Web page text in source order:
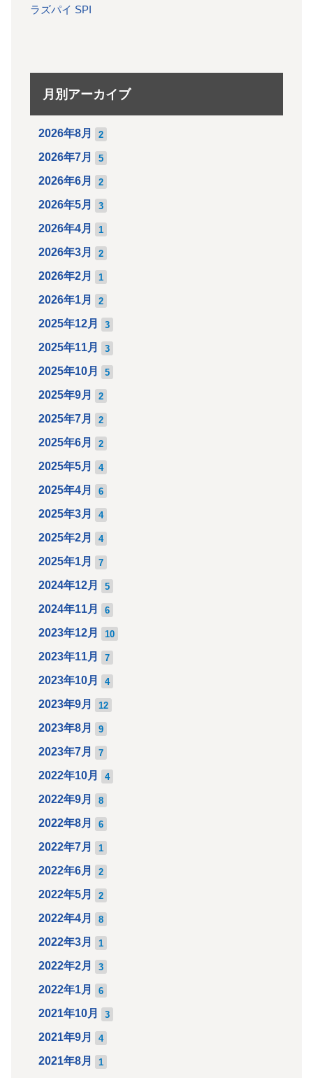
ラズパイ SPI
月別アーカイブ
2026年8月 2
2026年7月 5
2026年6月 2
2026年5月 3
2026年4月 1
2026年3月 2
2026年2月 1
2026年1月 2
2025年12月 3
2025年11月 3
2025年10月 5
2025年9月 2
2025年7月 2
2025年6月 2
2025年5月 4
2025年4月 6
2025年3月 4
2025年2月 4
2025年1月 7
2024年12月 5
2024年11月 6
2023年12月 10
2023年11月 7
2023年10月 4
2023年9月 12
2023年8月 9
2023年7月 7
2022年10月 4
2022年9月 8
2022年8月 6
2022年7月 1
2022年6月 2
2022年5月 2
2022年4月 8
2022年3月 1
2022年2月 3
2022年1月 6
2021年10月 3
2021年9月 4
2021年8月 1